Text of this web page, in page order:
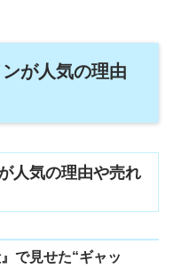
が人気の理由
人気の理由や売れ
で見せた“ギャッ